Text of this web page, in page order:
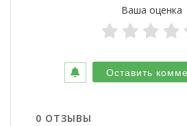
Ваша оценка
0 ОТЗЫВЫ